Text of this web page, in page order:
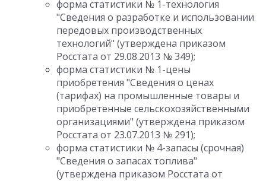
форма статистики № 1-технология
"Сведения о разработке и использовании
передовых производственных
технологий" (утверждена приказом
Росстата от 29.08.2013 № 349);
форма статистики № 1-цены
приобретения "Сведения о ценах
(тарифах) на промышленные товары и
приобретенные сельскохозяйственными
организациями" (утверждена приказом
Росстата от 23.07.2013 № 291);
форма статистики № 4-запасы (срочная)
"Сведения о запасах топлива"
(утверждена приказом Росстата от